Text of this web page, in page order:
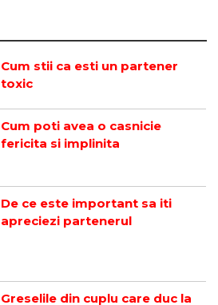
Cum stii ca esti un partener
toxic
Cum poti avea o casnicie
fericita si implinita
De ce este important sa iti
apreciezi partenerul
Greselile din cuplu care duc la